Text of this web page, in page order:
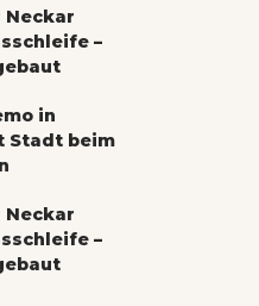
Neckar
–
in
Stadt beim
Neckar
–